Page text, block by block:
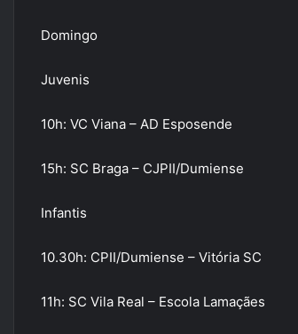
Domingo
Juvenis
10h: VC Viana – AD Esposende
15h: SC Braga – CJPII/Dumiense
Infantis
10.30h: CPII/Dumiense – Vitória SC
11h: SC Vila Real – Escola Lamaçães